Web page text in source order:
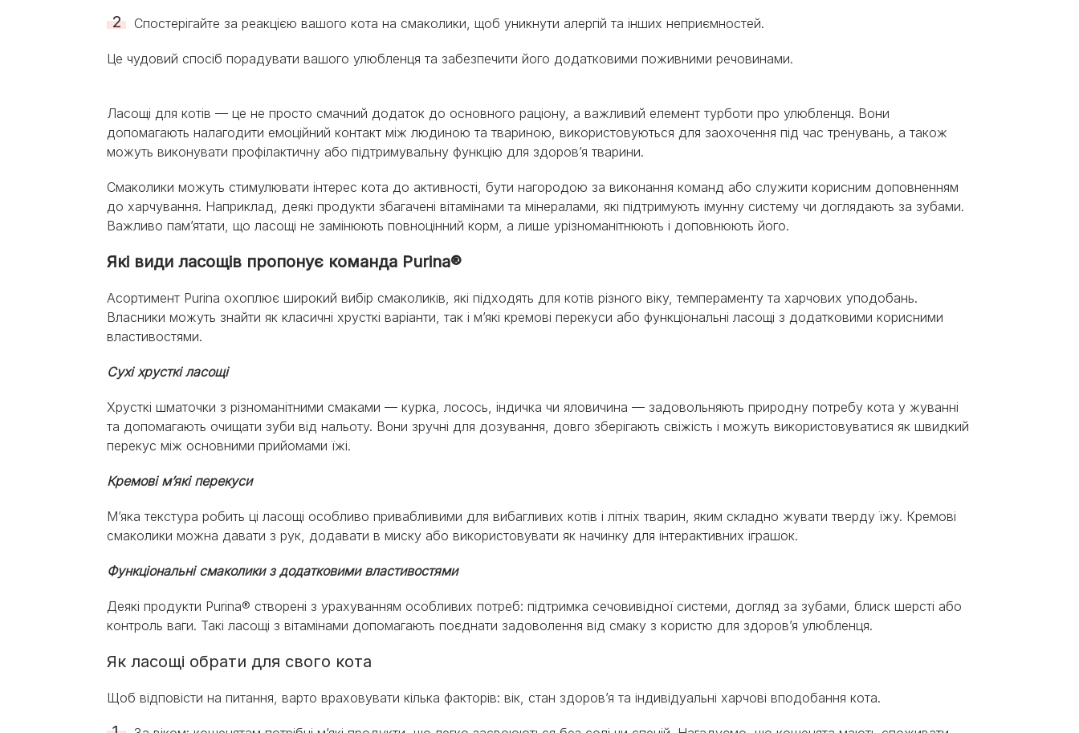
Спостерігайте за реакцією вашого кота на смаколики, щоб уникнути алергій та інших неприємностей.
Це чудовий спосіб порадувати вашого улюбленця та забезпечити його додатковими поживними речовинами.
Ласощі для котів — це не просто смачний додаток до основного раціону, а важливий елемент турботи про улюбленця. Вони
допомагають налагодити емоційний контакт між людиною та твариною, використовуються для заохочення під час тренувань, а також
можуть виконувати профілактичну або підтримувальну функцію для здоров’я тварини.
Смаколики можуть стимулювати інтерес кота до активності, бути нагородою за виконання команд або служити корисним доповненням
до харчування. Наприклад, деякі продукти збагачені вітамінами та мінералами, які підтримують імунну систему чи доглядають за зубами.
Важливо пам’ятати, що ласощі не замінюють повноцінний корм, а лише урізноманітнюють і доповнюють його.
Які види ласощів пропонує команда Purina®
Асортимент Purina охоплює широкий вибір смаколиків, які підходять для котів різного віку, темпераменту та харчових уподобань.
Власники можуть знайти як класичні хрусткі варіанти, так і м’які кремові перекуси або функціональні ласощі з додатковими корисними
властивостями.
Сухі хрусткі ласощі
Хрусткі шматочки з різноманітними смаками — курка, лосось, індичка чи яловичина — задовольняють природну потребу кота у жуванні
та допомагають очищати зуби від нальоту. Вони зручні для дозування, довго зберігають свіжість і можуть використовуватися як швидкий
перекус між основними прийомами їжі.
Кремові м’які перекуси
М’яка текстура робить ці ласощі особливо привабливими для вибагливих котів і літніх тварин, яким складно жувати тверду їжу. Кремові
смаколики можна давати з рук, додавати в миску або використовувати як начинку для інтерактивних іграшок.
Функціональні смаколики з додатковими властивостями
Деякі продукти Purina® створені з урахуванням особливих потреб: підтримка сечовивідної системи, догляд за зубами, блиск шерсті або
контроль ваги. Такі ласощі з вітамінами допомагають поєднати задоволення від смаку з користю для здоров’я улюбленця.
Як ласощі обрати для свого кота
Щоб відповісти на питання, варто враховувати кілька факторів: вік, стан здоров’я та індивідуальні харчові вподобання кота.